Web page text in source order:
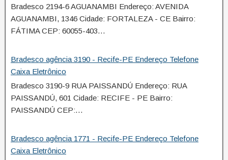
Bradesco 2194-6 AGUANAMBI Endereço: AVENIDA
AGUANAMBI, 1346 Cidade: FORTALEZA - CE Bairro:
FÁTIMA CEP: 60055-403…
Bradesco agência 3190 - Recife-PE Endereço Telefone
Caixa Eletrônico
Bradesco 3190-9 RUA PAISSANDÚ Endereço: RUA
PAISSANDÚ, 601 Cidade: RECIFE - PE Bairro:
PAISSANDÚ CEP:…
Bradesco agência 1771 - Recife-PE Endereço Telefone
Caixa Eletrônico